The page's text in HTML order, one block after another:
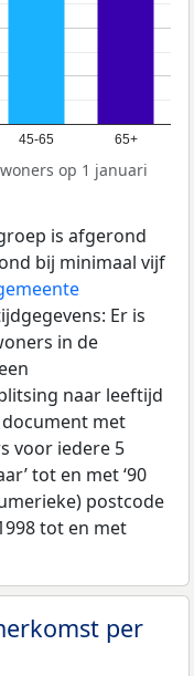
45-65 65+
op 1 januari
is afgerond
bij minimaal vijf
Er is
in de
naar leeftijd
met
voor iedere 5
tot en met ‘90
postcode
tot en met
per